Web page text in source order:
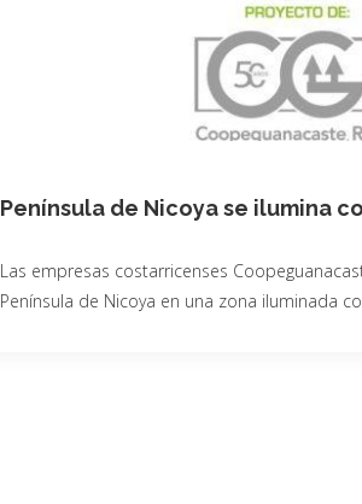
Península de Nicoya se ilumina
Las empresas costarricenses
Península de Nicoya en una zona iluminada